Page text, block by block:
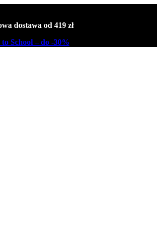
dostawa od 419 zł
School – do -30%